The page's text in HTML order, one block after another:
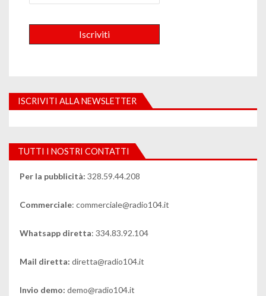
ISCRIVITI ALLA NEWSLETTER
TUTTI I NOSTRI CONTATTI
Per la pubblicità: 328.59.44.208
Commerciale: commerciale@radio104.it
Whatsapp diretta: 334.83.92.104
Mail diretta: diretta@radio104.it
Invio demo: demo@radio104.it